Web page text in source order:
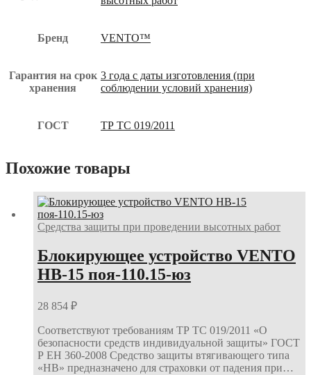
Бренд VENTO™
Гарантия на срок
хранения
3 года с даты изготовления (при
соблюдении условий хранения)
ГОСТ ТР ТС 019/2011
Похожие товары
Средства защиты при проведении высотных работ
Блокирующее устройство VENTO
НВ-15 поя-110.15-юз
28 854 ₽
Соответствуют требованиям ТР ТС 019/2011 «О
безопасности средств индивидуальной защиты» ГОСТ
Р ЕН 360-2008 Средство защиты втягивающего типа
«НВ» предназначено для страховки от падения при…